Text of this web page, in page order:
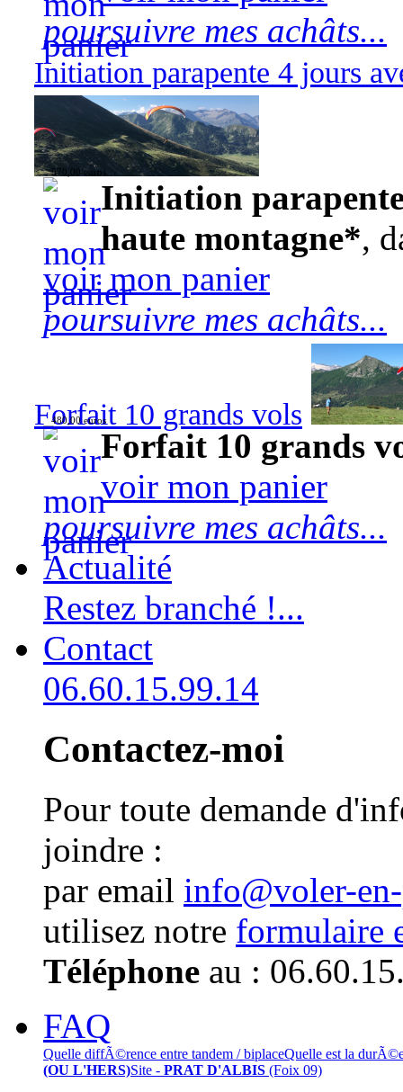
poursuivre mes achâts...
Initiation parapente 4 jours
570,00 euros
Initiation
haute montagne*,
voir mon panier
poursuivre mes achâts...
Forfait 10 grands vols
480,00 euros
Forfait 10 grands
voir mon panier
poursuivre mes achâts...
Actualité
Restez branché !...
Contact
06.60.15.99.14
Contactez-moi
Pour toute demande
joindre :
par email info@voler-
utilisez notre formulaire
Téléphone au :
FAQ
Quelle diffÃ©rence entre tandem / biplaceQuelle est la
(OU L'HERS)Site - PRAT D'ALBIS (Foix 09)